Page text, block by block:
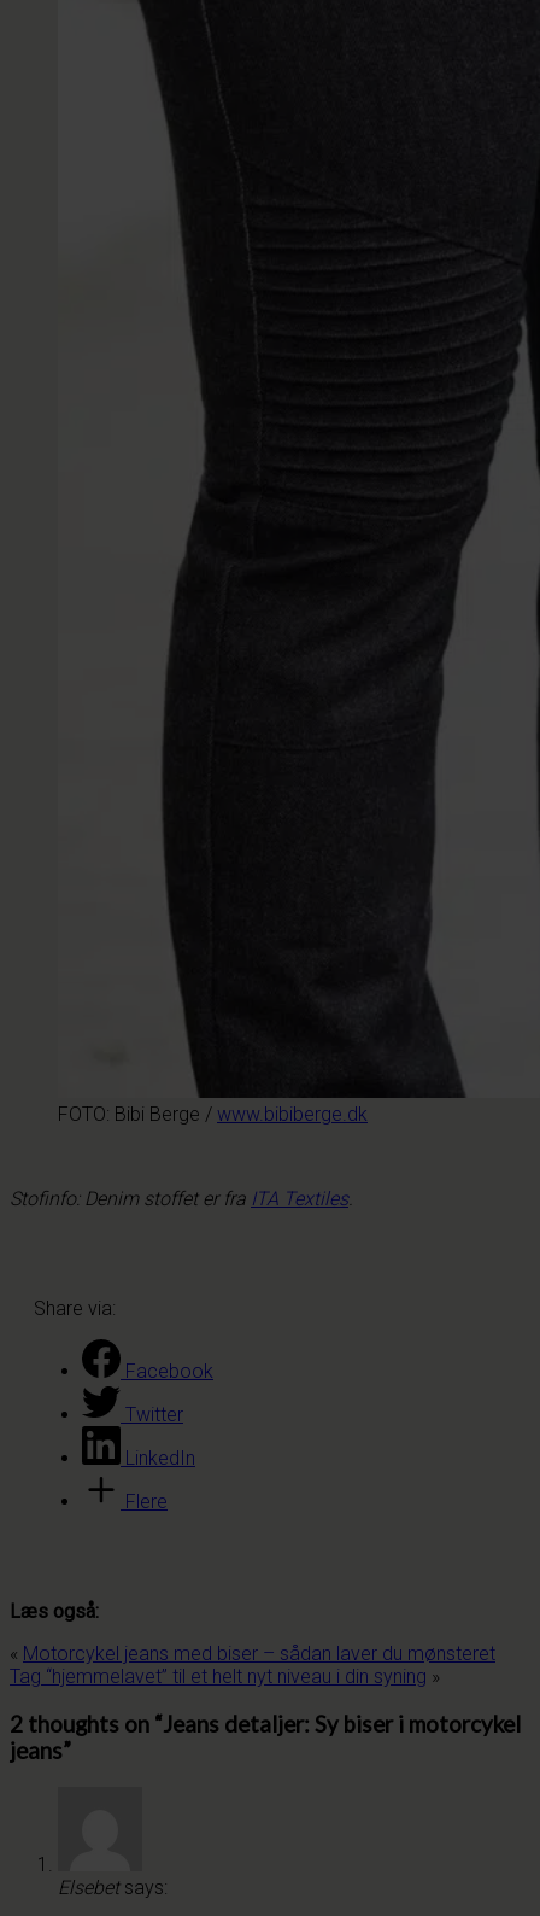
FOTO: Bibi Berge / www.bibiberge.dk
Stofinfo: Denim stoffet er fra ITA Textiles.
Share via:
Facebook
Twitter
LinkedIn
Flere
Læs også:
« Motorcykel jeans med biser – sådan laver du mønsteret
Tag “hjemmelavet” til et helt nyt niveau i din syning »
2 thoughts on “Jeans detaljer: Sy biser i motorcykel
jeans”
Elsebet says: